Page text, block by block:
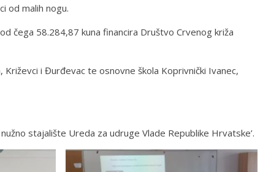
od malih nogu.
čega 58.284,87 kuna financira Društvo Crvenog križa
i Đurđevac te osnovne škola Koprivnički Ivanec,
stajalište Ureda za udruge Vlade Republike Hrvatske’.